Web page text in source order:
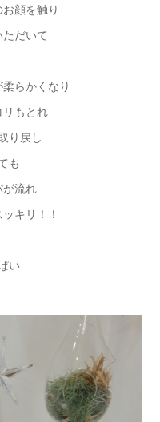
顔を触り
だいて
らかくなり
もとれ
り戻し
も
流れ
キリ！！
い